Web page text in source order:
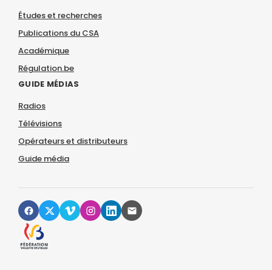
Études et recherches
Publications du CSA
Académique
Régulation.be
GUIDE MÉDIAS
Radios
Télévisions
Opérateurs et distributeurs
Guide média